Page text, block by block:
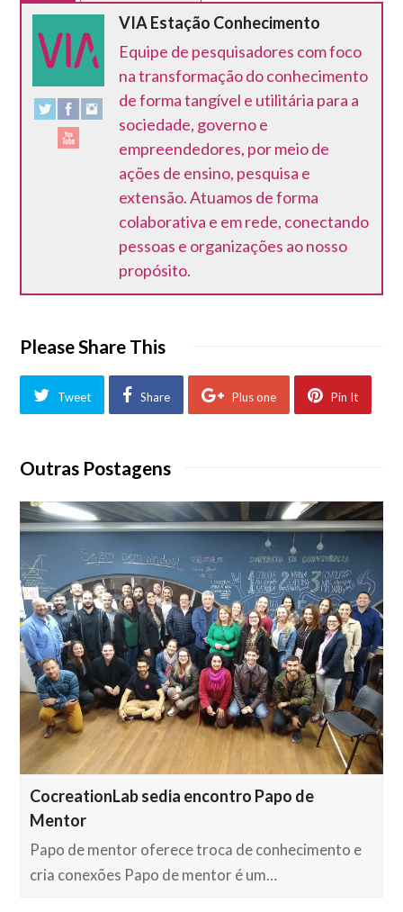
VIA Estação Conhecimento
Equipe de pesquisadores com foco
na transformação do conhecimento
de forma tangível e utilitária para a
sociedade, governo e
empreendedores, por meio de
ações de ensino, pesquisa e
extensão. Atuamos de forma
colaborativa e em rede, conectando
pessoas e organizações ao nosso
propósito.
Please Share This
Tweet Share Plus one Pin It
Outras Postagens
CocreationLab sedia encontro Papo de
Mentor
Papo de mentor oferece troca de conhecimento e
cria conexões Papo de mentor é um…